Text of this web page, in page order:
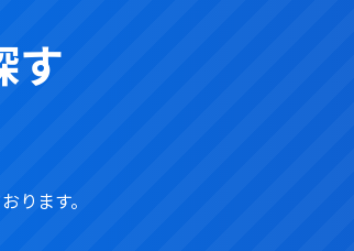
す
ります。